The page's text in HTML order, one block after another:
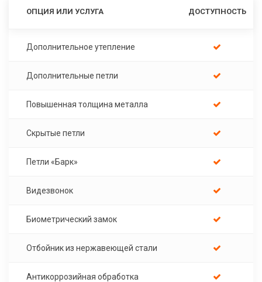
ОПЦИЯ ИЛИ УСЛУГА ДОСТУПНОСТЬ
Дополнительное утепление
Дополнительные петли
Повышенная толщина металла
Скрытые петли
Петли «Барк»
Видезвонок
Биометрический замок
Отбойник из нержавеющей стали
Антикоррозийная обработка